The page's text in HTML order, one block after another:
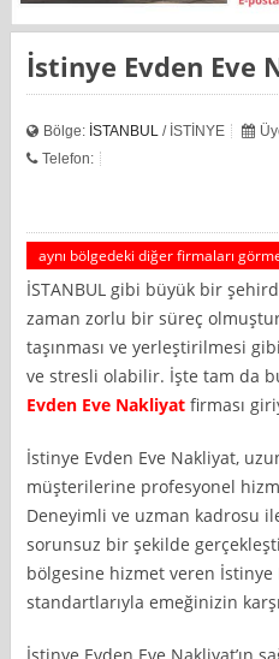
İstinye Evden Eve
Bölge: İSTANBUL / İSTİNYE
Telefon:
aynı bölgedeki diğer firmaları
İSTANBUL gibi büyük bir
zaman zorlu bir süreç
taşınması ve yerleştirilmesi
ve stresli olabilir. İşte tam da
Evden Eve Nakliyat firması
İstinye Evden Eve Nakliyat,
müşterilerine profesyonel
Deneyimli ve uzman kadrosu
sorunsuz bir şekilde
bölgesine hizmet veren İstinye
standartlarıyla emeğinizin